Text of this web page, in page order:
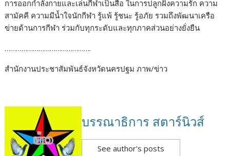
การออกกำลังกายและเล่นกีฬาเป็นสื่อ ในการปลูกฝังความรัก ความ
สามัคคี ความมีน้ำใจนักกีฬา รู้แพ้ รู้ชนะ รู้อภัย รวมถึงพัฒนาเครือ
ข่ายด้านการกีฬา ร่วมกับทุกระดับและทุกภาคส่วนอย่างยั่งยืน
……………………………………….
สำนักงานประชาสัมพันธ์จังหวัดนครปฐม ภาพ/ข่าว
บรรณาธิการ สตาร์นิวส์
See author's posts